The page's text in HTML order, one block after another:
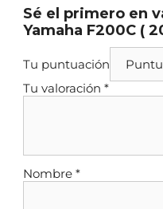
Sé el primero en
Yamaha F200C (
Tu puntuación
Tu valoración *
Nombre *